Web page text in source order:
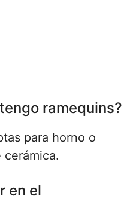
ramequins?
para horno o
en el